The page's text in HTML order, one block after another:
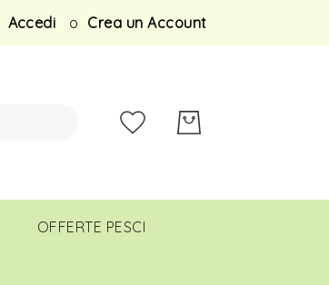
Salta
Accedi Crea un Account
OFFERTE PESCI